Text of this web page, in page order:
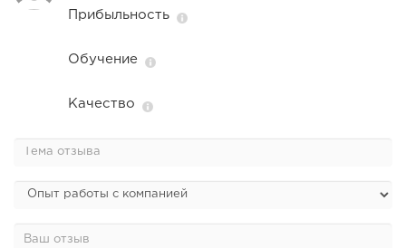
Прибыльность
Обучение
Качество